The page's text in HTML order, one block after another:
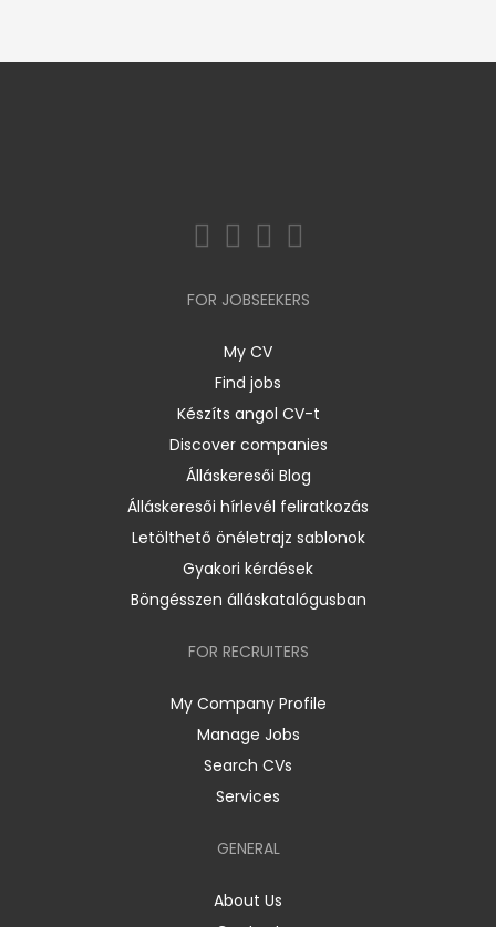
FOR JOBSEEKERS
My CV
Find jobs
Készíts angol CV-t
Discover companies
Álláskeresői Blog
Álláskeresői hírlevél feliratkozás
Letölthető önéletrajz sablonok
Gyakori kérdések
Böngésszen álláskatalógusban
FOR RECRUITERS
My Company Profile
Manage Jobs
Search CVs
Services
GENERAL
About Us